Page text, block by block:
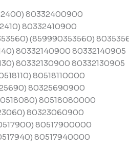
80332400900
80332410900
(859990353560)
80332140900 80332140905
80332130900 80332130905
80518110000
80325690900
80518080000
80323060900
80517900000
80517940000